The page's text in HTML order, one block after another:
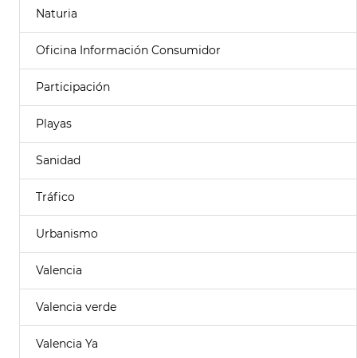
Naturia
Oficina Información Consumidor
Participación
Playas
Sanidad
Tráfico
Urbanismo
Valencia
Valencia verde
Valencia Ya